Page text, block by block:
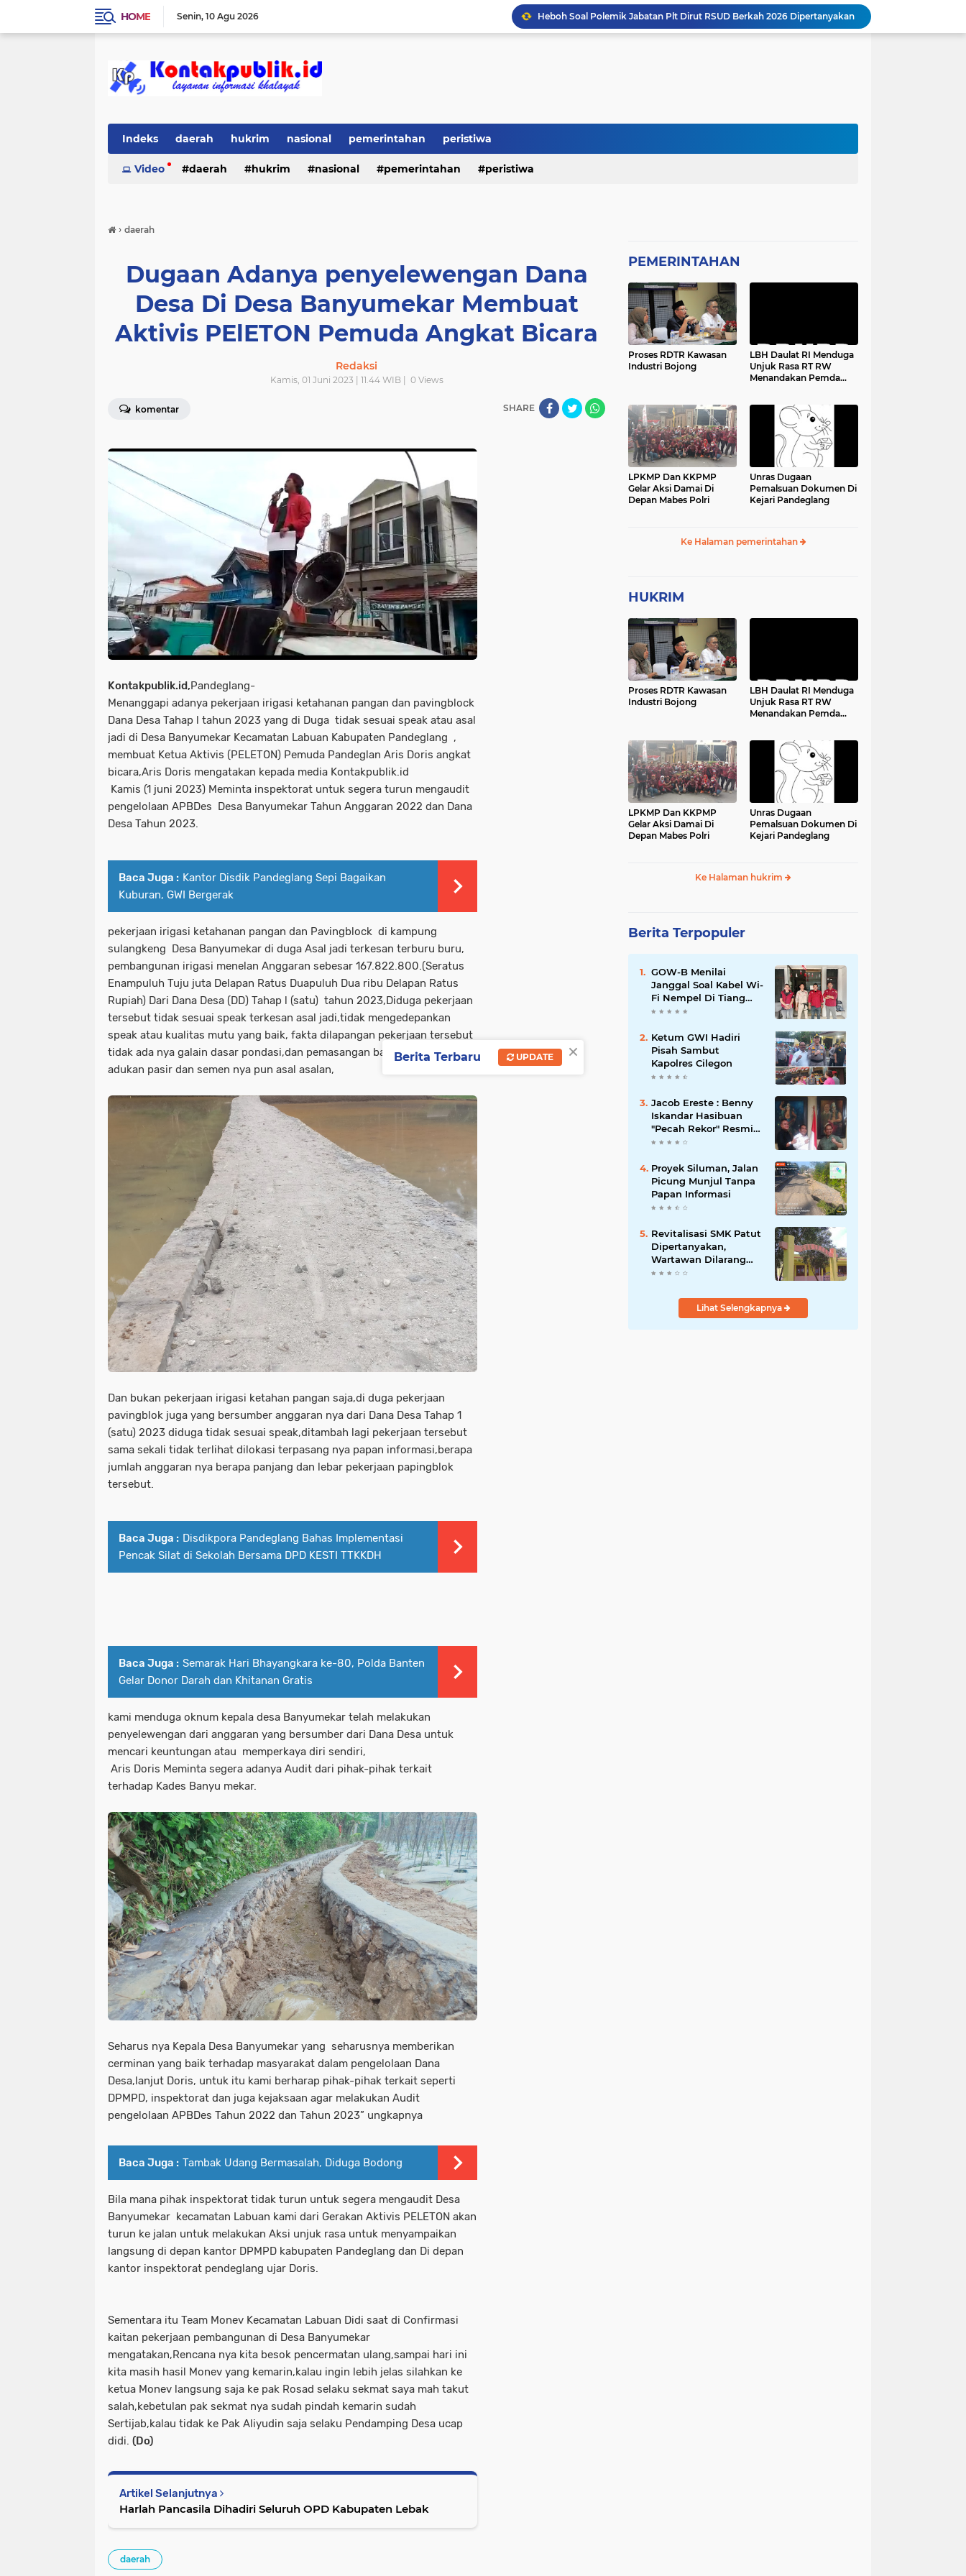
HOME Senin 10 Agu 2026
Perumda Tirta Benteng Kota Tangerang Laksanakan Studi
GWI Desak Polisi Usut Tuntas Jaringan Peredaran Obat Keras Daftar G di Pamulang
BRI Bikin Gaduh, ATM Nasabah Disable Bikin Susah
Indeks daerah hukrim nasional pemerintahan peristiwa
Video daerah hukrim nasional pemerintahan peristiwa
› daerah
Dugaan Adanya penyelewengan Dana
Desa Di Desa Banyumekar Membuat
Aktivis PElETON Pemuda Angkat Bicara
Redaksi
Kamis, 01 Juni 2023 | 11.44 WIB | 0Views
komentar SHARE
Kontakpublik.id,Pandeglang-
Menanggapi adanya pekerjaan irigasi ketahanan pangan dan pavingblock
Dana Desa Tahap l tahun 2023 yang di Duga tidak sesuai speak atau asal
jadi di Desa Banyumekar Kecamatan Labuan Kabupaten Pandeglang ,
membuat Ketua Aktivis (PELETON) Pemuda Pandeglan Aris Doris angkat
bicara,Aris Doris mengatakan kepada media Kontakpublik.id
Kamis (1 juni 2023) Meminta inspektorat untuk segera turun mengaudit
pengelolaan APBDes Desa Banyumekar Tahun Anggaran 2022 dan Dana
Desa Tahun 2023.
Baca Juga : Kantor Disdik Pandeglang Sepi Bagaikan
Kuburan, GWI Bergerak
pekerjaan irigasi ketahanan pangan dan Pavingblock di kampung
sulangkeng Desa Banyumekar di duga Asal jadi terkesan terburu buru,
pembangunan irigasi menelan Anggaran sebesar 167.822.800.(Seratus
Enampuluh Tuju juta Delapan Ratus Duapuluh Dua ribu Delapan Ratus
Rupiah) Dari Dana Desa (DD) Tahap l (satu) tahun 2023,Diduga pekerjaan
tersebut tidak sesuai speak terkesan asal jadi,tidak mengedepankan
speak atau kualitas mutu yang baik, fakta dilapangan pekerjaan tersebut
tidak ada nya galain dasar pondasi,dan pemasangan batupun terkesan
adukan pasir dan semen nya pun asal asalan,
Dan bukan pekerjaan irigasi ketahan pangan saja,di duga pekerjaan
pavingblok juga yang bersumber anggaran nya dari Dana Desa Tahap 1
(satu) 2023 diduga tidak sesuai speak,ditambah lagi pekerjaan tersebut
sama sekali tidak terlihat dilokasi terpasang nya papan informasi,berapa
jumlah anggaran nya berapa panjang dan lebar pekerjaan papingblok
tersebut.
Baca Juga : Disdikpora Pandeglang Bahas Implementasi
Pencak Silat di Sekolah Bersama DPD KESTI TTKKDH
Baca Juga : Semarak Hari Bhayangkara ke-80, Polda Banten
Gelar Donor Darah dan Khitanan Gratis
kami menduga oknum kepala desa Banyumekar telah melakukan
penyelewengan dari anggaran yang bersumber dari Dana Desa untuk
mencari keuntungan atau memperkaya diri sendiri,
Aris Doris Meminta segera adanya Audit dari pihak-pihak terkait
terhadap Kades Banyu mekar.
Seharus nya Kepala Desa Banyumekar yang seharusnya memberikan
cerminan yang baik terhadap masyarakat dalam pengelolaan Dana
Desa,lanjut Doris, untuk itu kami berharap pihak-pihak terkait seperti
DPMPD, inspektorat dan juga kejaksaan agar melakukan Audit
pengelolaan APBDes Tahun 2022 dan Tahun 2023” ungkapnya
Baca Juga : Tambak Udang Bermasalah, Diduga Bodong
Bila mana pihak inspektorat tidak turun untuk segera mengaudit Desa
Banyumekar kecamatan Labuan kami dari Gerakan Aktivis PELETON akan
turun ke jalan untuk melakukan Aksi unjuk rasa untuk menyampaikan
langsung di depan kantor DPMPD kabupaten Pandeglang dan Di depan
kantor inspektorat pendeglang ujar Doris.
Sementara itu Team Monev Kecamatan Labuan Didi saat di Confirmasi
kaitan pekerjaan pembangunan di Desa Banyumekar
mengatakan,Rencana nya kita besok pencermatan ulang,sampai hari ini
kita masih hasil Monev yang kemarin,kalau ingin lebih jelas silahkan ke
ketua Monev langsung saja ke pak Rosad selaku sekmat saya mah takut
salah,kebetulan pak sekmat nya sudah pindah kemarin sudah
Sertijab,kalau tidak ke Pak Aliyudin saja selaku Pendamping Desa ucap
didi. (Do)
Artikel Selanjutnya
Harlah Pancasila Dihadiri Seluruh OPD Kabupaten Lebak
daerah
PEMERINTAHAN
Proses RDTR Kawasan
Industri Bojong
LBH Daulat RI Menduga
Unjuk Rasa RT RW
Menandakan Pemda
Kemana Kepala DPMPD
LPKMP Dan KKPMP
Gelar Aksi Damai Di
Depan Mabes Polri
Unras Dugaan
Pemalsuan Dokumen Di
Kejari Pandeglang
Ke Halaman pemerintahan
HUKRIM
Proses RDTR Kawasan
Industri Bojong
LBH Daulat RI Menduga
Unjuk Rasa RT RW
Menandakan Pemda
Kemana Kepala DPMPD
LPKMP Dan KKPMP
Gelar Aksi Damai Di
Depan Mabes Polri
Unras Dugaan
Pemalsuan Dokumen Di
Kejari Pandeglang
Ke Halaman hukrim
Berita Terpopuler
GOW-B Menilai
Janggal Soal Kabel Wi-
Fi Nempel Di Tiang
Listrik
Ketum GWI Hadiri
Pisah Sambut
Kapolres Cilegon
Jacob Ereste : Benny
Iskandar Hasibuan
"Pecah Rekor" Resmi
menyandang Bintang
Ngejokrok Berpangjat
Kombes
Proyek Siluman, Jalan
Picung Munjul Tanpa
Papan Informasi
Revitalisasi SMK Patut
Dipertanyakan,
Wartawan Dilarang
Meluput
Lihat Selengkapnya
×
Berita Terbaru UPDATE